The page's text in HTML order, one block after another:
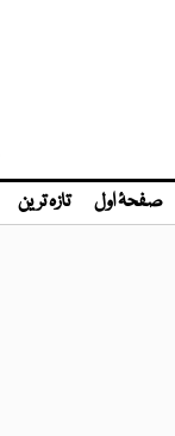
صفحۂ اول تازہ ترین